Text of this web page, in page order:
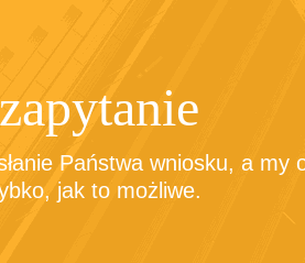
Państwa wniosku, a my
jak to możliwe.